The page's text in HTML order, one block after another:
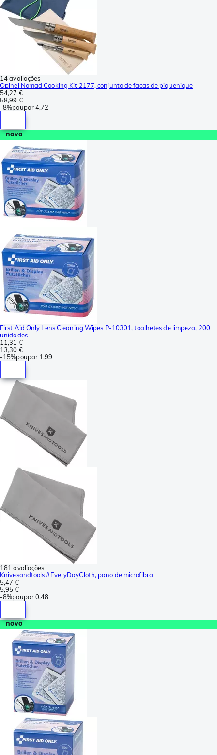
14 avaliações
Opinel Nomad Cooking Kit 2177, conjunto de facas de piquenique
54,27 €
58,99 €
-8%poupar4,72
novo
First Aid Only Lens Cleaning Wipes P-10301, toalhetes de limpeza, 200
unidades
11,31 €
13,30 €
-15%poupar 1,99
181 avaliações
Knivesandtools #EveryDayCloth, pano de microfibra
5,47 €
5,95 €
-8%poupar0,48
novo